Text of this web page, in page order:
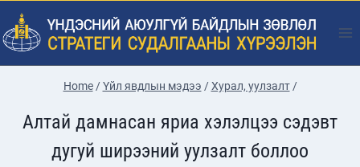
Skip
to
content
Home / Үйл явдлын мэдээ / Хурал, уулзалт /
Алтай дамнасан яриа хэлэлцээ сэдэвт
дугуй ширээний уулзалт боллоо